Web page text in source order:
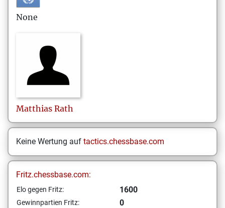
None
Matthias Rath
Keine Wertung auf tactics.chessbase.com
Fritz.chessbase.com:
Elo gegen Fritz: 1600
Gewinnpartien Fritz: 0